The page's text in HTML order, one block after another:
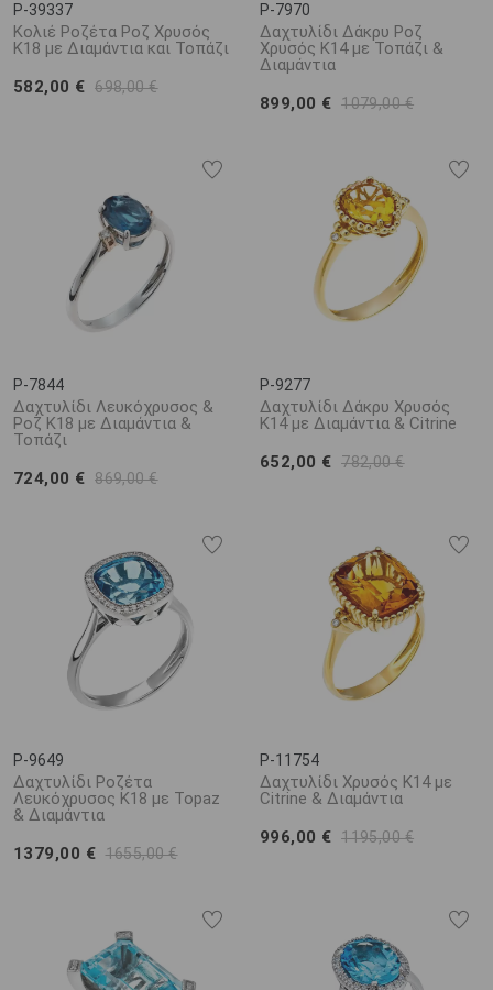
P-39337
Κολιέ Ροζέτα Ροζ Χρυσός
Κ18 με Διαμάντια και Τοπάζι
582,00 € 698,00 €
P-7970
Δαχτυλίδι Δάκρυ Ροζ
Χρυσός Κ14 με Τοπάζι &
Διαμάντια
899,00 € 1079,00 €
P-7844
Δαχτυλίδι Λευκόχρυσος &
Ροζ Κ18 με Διαμάντια &
Τοπάζι
724,00 € 869,00 €
P-9277
Δαχτυλίδι Δάκρυ Χρυσός
Κ14 με Διαμάντια & Citrine
652,00 € 782,00 €
P-9649
Δαχτυλίδι Ροζέτα
Λευκόχρυσος Κ18 με Topaz
& Διαμάντια
1379,00 € 1655,00 €
P-11754
Δαχτυλίδι Χρυσός Κ14 με
Citrine & Διαμάντια
996,00 € 1195,00 €